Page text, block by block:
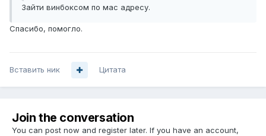
Зайти винбоксом по мас адресу.
Спасибо, помогло.
Вставить ник Цитата
Join the conversation
You can post now and register later. If you have an account,